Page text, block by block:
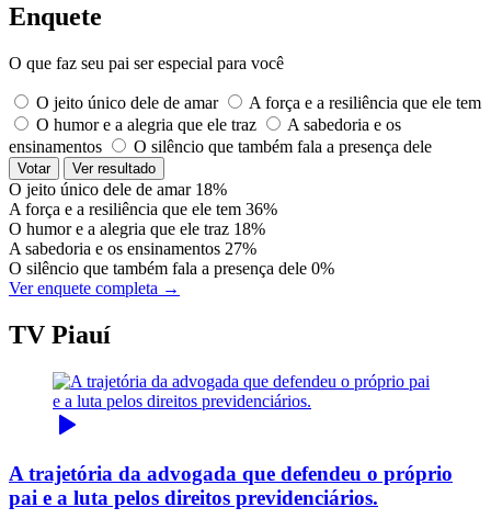
Enquete
O que faz seu pai ser especial para você
O jeito único dele de amar
A força e a resiliência que ele tem
O humor e a alegria que ele traz
A sabedoria e os
ensinamentos
O silêncio que também fala a presença dele
Votar Ver resultado
O jeito único dele de amar 18%
A força e a resiliência que ele tem 36%
O humor e a alegria que ele traz 18%
A sabedoria e os ensinamentos 27%
O silêncio que também fala a presença dele 0%
Ver enquete completa →
TV Piauí
A trajetória da advogada que defendeu o próprio
pai e a luta pelos direitos previdenciários.